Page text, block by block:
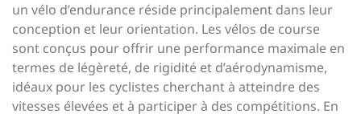
un vélo d’endurance réside principalement dans leur
conception et leur orientation. Les vélos de course
sont conçus pour offrir une performance maximale en
termes de légèreté, de rigidité et d’aérodynamisme,
idéaux pour les cyclistes cherchant à atteindre des
vitesses élevées et à participer à des compétitions. En